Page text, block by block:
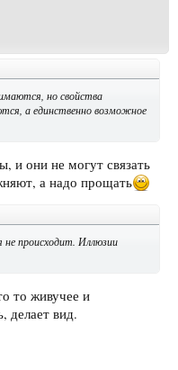
но свойства
а единственно возможное
и они не могут связать
а надо прощать
происходит. Иллюзии
то живучее и
делает вид.